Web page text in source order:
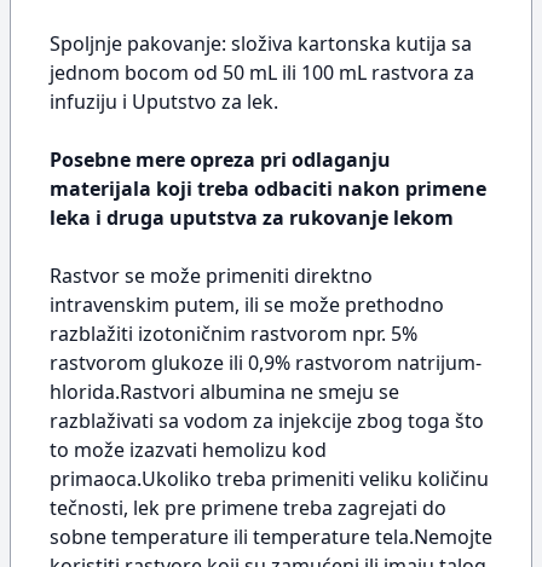
Spoljnje pakovanje: složiva kartonska kutija sa
jednom bocom od 50 mL ili 100 mL rastvora za
infuziju i Uputstvo za lek.
Posebne mere opreza pri odlaganju
materijala koji treba odbaciti nakon primene
leka i druga uputstva za rukovanje lekom
Rastvor se može primeniti direktno
intravenskim putem, ili se može prethodno
razblažiti izotoničnim rastvorom npr. 5%
rastvorom glukoze ili 0,9% rastvorom natrijum-
hlorida.Rastvori albumina ne smeju se
razblaživati sa vodom za injekcije zbog toga što
to može izazvati hemolizu kod
primaoca.Ukoliko treba primeniti veliku količinu
tečnosti, lek pre primene treba zagrejati do
sobne temperature ili temperature tela.Nemojte